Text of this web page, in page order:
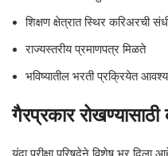
शिक्षण क्षेत्रात स्थिर करिअरची
राज्यस्तरीय प्रमाणपत्र मिळते
भविष्यातील भरती प्रक्रियेत
गैरप्रकार
यंदा परीक्षा परिषदेने विशेष भर दिला